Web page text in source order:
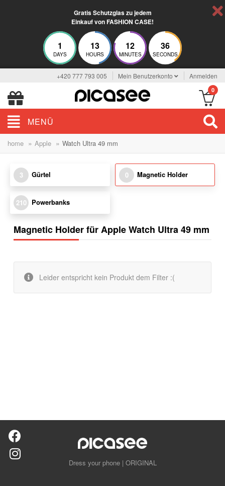
Gratis Schutzglas zu jedem
Einkauf von FASHION CASE!
1
DAYS
13
HOURS
12
MINUTES
36
SECONDS
+420 777 793 005 Mein Benutzerkonto Anmelden
0
MENÜ
home » Apple » Watch Ultra 49 mm
3 Gürtel 0 Magnetic Holder
210 Powerbanks
Magnetic Holder für Apple Watch Ultra 49 mm
Leider entspricht kein Produkt dem Filter :(
Dress your phone | ORIGINAL